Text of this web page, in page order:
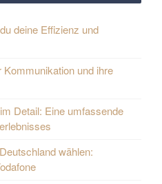
deine Effizienz und
und ihre
Detail: Eine umfassende
wählen: